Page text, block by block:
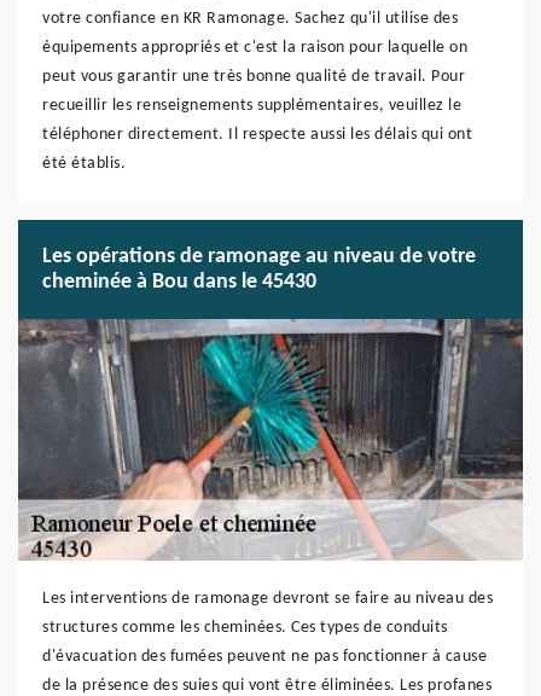
votre confiance en KR Ramonage. Sachez qu'il utilise des
équipements appropriés et c'est la raison pour laquelle on
peut vous garantir une très bonne qualité de travail. Pour
recueillir les renseignements supplémentaires, veuillez le
téléphoner directement. Il respecte aussi les délais qui ont
été établis.
Les opérations de ramonage au niveau de votre
cheminée à Bou dans le 45430
Les interventions de ramonage devront se faire au niveau des
structures comme les cheminées. Ces types de conduits
d'évacuation des fumées peuvent ne pas fonctionner à cause
de la présence des suies qui vont être éliminées. Les profanes